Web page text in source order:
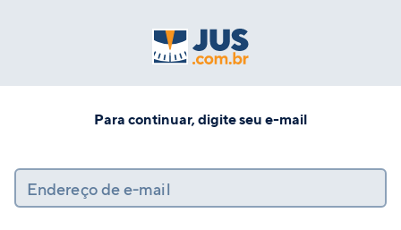
Para continuar, digite seu e-mail
Endereço de e-mail